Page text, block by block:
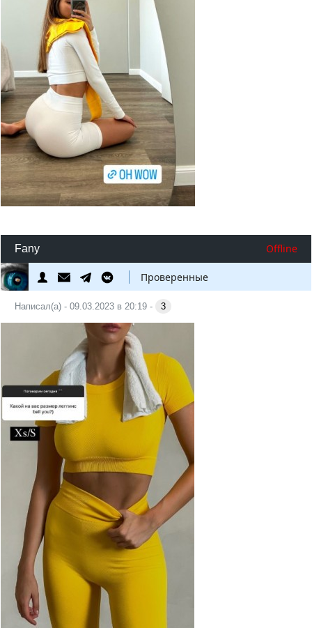
Fany Offline
Проверенные
Написал(а) - 09.03.2023 в 20:19 - 3